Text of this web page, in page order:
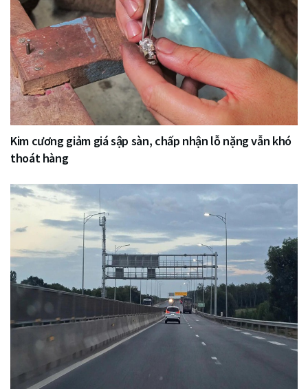
Kim cương giảm giá sập sàn, chấp nhận lỗ nặng vẫn khó
thoát hàng